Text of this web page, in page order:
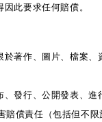
此要求任何賠償。
著作、圖片、檔案
發行、公開發表、
償責任（包括但不限